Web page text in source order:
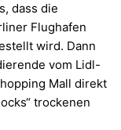
dass die
Flughafen
wird. Dann
vom Lidl-
Mall direkt
trockenen